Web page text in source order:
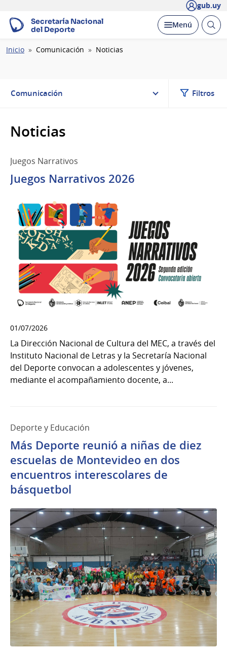
gub.uy
Secretaría Nacional
del Deporte
Desplegar
Menú Abrir
Ruta
Inicio Comunicación Noticias
Comunicación Filtros
Noticias
Juegos Narrativos
Juegos Narrativos 2026
01/07/2026
La Dirección Nacional de Cultura del MEC, a través del
Instituto Nacional de Letras y la Secretaría Nacional
del Deporte convocan a adolescentes y jóvenes,
mediante el acompañamiento docente, a...
Deporte y Educación
Más Deporte reunió a niñas de diez
escuelas de Montevideo en dos
encuentros interescolares de
básquetbol